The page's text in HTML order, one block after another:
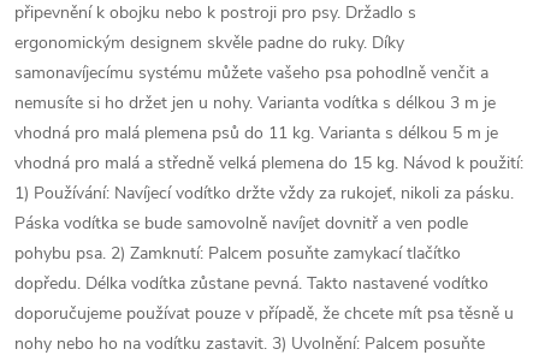
připevnění k obojku nebo k postroji pro psy. Držadlo s
ergonomickým designem skvěle padne do ruky. Díky
samonavíjecímu systému můžete vašeho psa pohodlně venčit a
nemusíte si ho držet jen u nohy. Varianta vodítka s délkou 3 m je
vhodná pro malá plemena psů do 11 kg. Varianta s délkou 5 m je
vhodná pro malá a středně velká plemena do 15 kg. Návod k použití:
1) Používání: Navíjecí vodítko držte vždy za rukojeť, nikoli za pásku.
Páska vodítka se bude samovolně navíjet dovnitř a ven podle
pohybu psa. 2) Zamknutí: Palcem posuňte zamykací tlačítko
dopředu. Délka vodítka zůstane pevná. Takto nastavené vodítko
doporučujeme používat pouze v případě, že chcete mít psa těsně u
nohy nebo ho na vodítku zastavit. 3) Uvolnění: Palcem posuňte